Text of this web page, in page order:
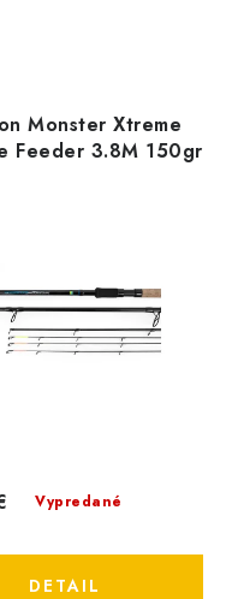
Monster Xtreme
Feeder 3.8M 150gr
Vypredané
DETAIL